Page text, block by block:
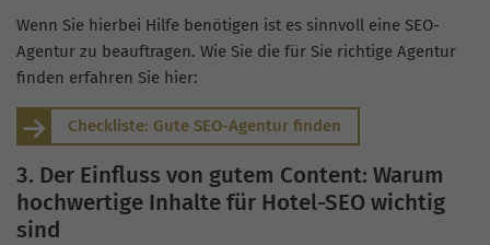
Wenn Sie hierbei Hilfe benötigen ist es sinnvoll eine SEO-
Agentur zu beauftragen. Wie Sie die für Sie richtige Agentur
finden erfahren Sie hier:
Checkliste: Gute SEO-Agentur finden
3. Der Einfluss von gutem Content: Warum
hochwertige Inhalte für Hotel-SEO wichtig
sind